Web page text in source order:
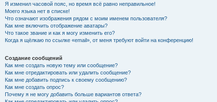
Я изменил часовой пояс, но время всё равно неправильное!
Моего языка нет в списке!
Что означают изображения рядом с моим именем пользователя?
Как мне включить отображение аватары?
Что такое звание и как я могу изменить его?
Когда я щёлкаю по ссылке «email», от меня требуют войти на конференцию!
Создание сообщений
Как мне создать новую тему или сообщение?
Как мне отредактировать или удалить сообщение?
Как мне добавить подпись к своему сообщению?
Как мне создать опрос?
Почему я не могу добавить больше вариантов ответа?